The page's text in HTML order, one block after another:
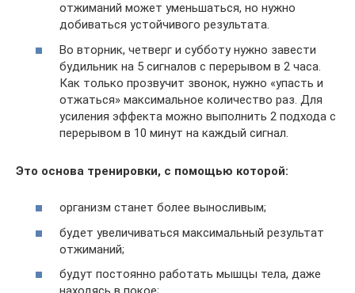
отжиманий может уменьшаться, но нужно
добиваться устойчивого результата.
Во вторник, четверг и субботу нужно завести
будильник на 5 сигналов с перерывом в 2 часа.
Как только прозвучит звонок, нужно «упасть и
отжаться» максимальное количество раз. Для
усиления эффекта можно выполнить 2 подхода с
перерывом в 10 минут на каждый сигнал.
Это основа тренировки, с помощью которой:
организм станет более выносливым;
будет увеличиваться максимальный результат
отжиманий;
будут постоянно работать мышцы тела, даже